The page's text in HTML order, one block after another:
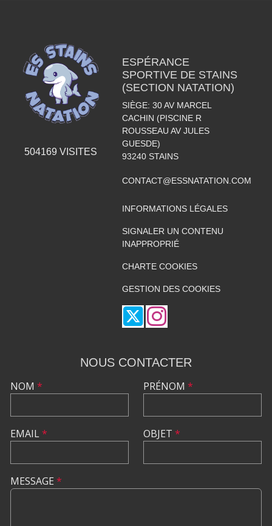
504169 VISITES
ESPÉRANCE
SPORTIVE DE STAINS
(SECTION NATATION)
SIÈGE: 30 AV MARCEL
CACHIN (PISCINE R
ROUSSEAU AV JULES
GUESDE)
93240 STAINS
CONTACT@ESSNATATION.COM
INFORMATIONS LÉGALES
SIGNALER UN CONTENU
INAPPROPRIÉ
CHARTE COOKIES
GESTION DES COOKIES
NOUS CONTACTER
NOM *
EMAIL*
PRÉNOM *
OBJET *
MESSAGE *